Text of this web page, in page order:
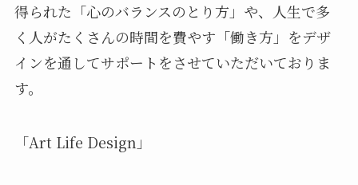
得られた「心のバランスのとり方」や、人生で多
く人がたくさんの時間を費やす「働き方」をデザ
インを通してサポートをさせていただいておりま
す。
「Art Life Design」